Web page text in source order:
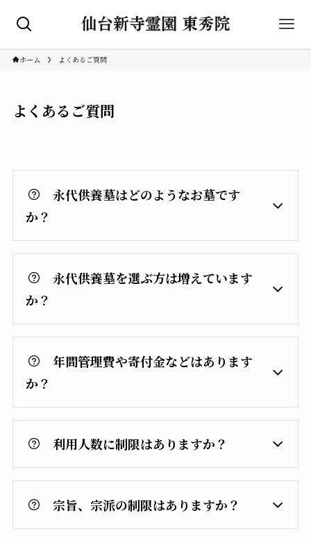
ホーム よくあるご質問
よくあるご質問
永代供養墓はどのようなお墓です
か？
永代供養墓を選ぶ方は増えています
か？
年間管理費や寄付金などはあります
か？
利用人数に制限はありますか？
宗旨、宗派の制限はありますか？